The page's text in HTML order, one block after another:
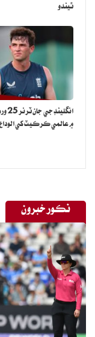
هوءَ ڪنهن سان گڏ آهي ۽
ٿيندو
۾ عالمي ڪرڪيٽ کي
نڪور خبرون